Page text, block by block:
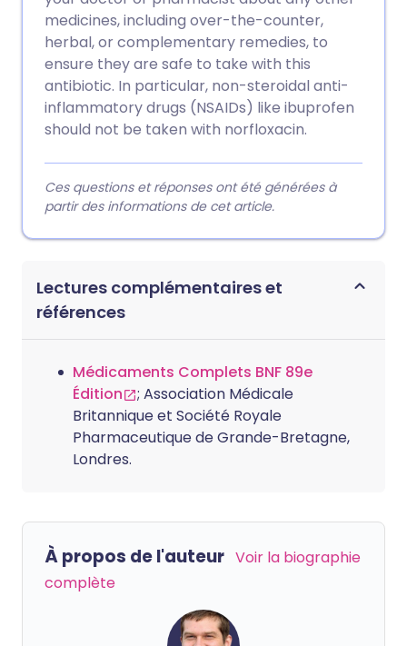
medicines, including over-the-counter,
herbal, or complementary remedies, to
ensure they are safe to take with this
antibiotic. In particular, non-steroidal anti-
inflammatory drugs (NSAIDs) like ibuprofen
should not be taken with norfloxacin.
Ces questions et réponses ont été générées à
partir des informations de cet article.
Lectures complémentaires et
références
Médicaments Complets BNF 89e
Édition
; Association Médicale
Britannique et Société Royale
Pharmaceutique de Grande-Bretagne,
Londres.
À propos de l'auteur Voir la biographie
complète